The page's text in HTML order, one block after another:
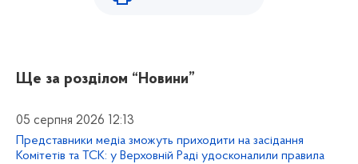
Ще за розділом “Новини”
05 серпня 2026 12:13
Представники медіа зможуть приходити на засідання
Комітетів та ТСК: у Верховній Раді удосконалили правила